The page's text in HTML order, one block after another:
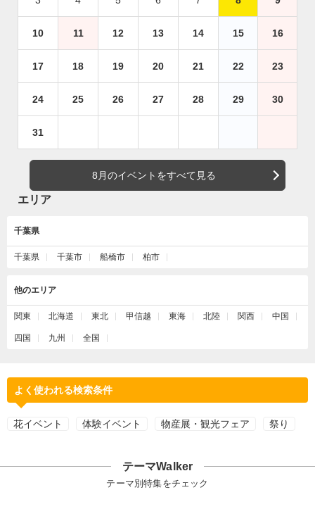
10 11 12 13 14 15 16
17 18 19 20 21 22 23
24 25 26 27 28 29 30
31
8月のイベントをすべて見る
エリア
千葉県
千葉県 千葉市 船橋市 柏市
他のエリア
関東 北海道 東北 甲信越 東海 北陸 関西 中国
四国 九州 全国
よく使われる検索条件
花イベント 体験イベント 物産展・観光フェア 祭り
テーマWalker
テーマ別特集をチェック